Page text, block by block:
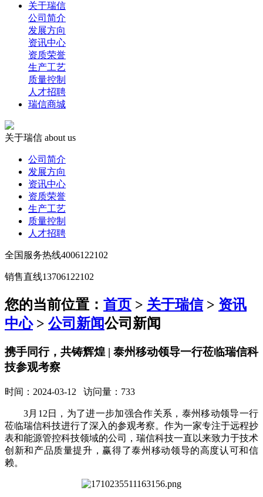
关于瑞信
公司简介
发展方向
资讯中心
资质荣誉
生产工艺
质量控制
人才招聘
瑞信商城
关于瑞信 about us
公司简介
发展方向
资讯中心
资质荣誉
生产工艺
质量控制
人才招聘
全国服务热线4006122102
销售直线13706122102
您的当前位置： 首页 > 关于瑞信> 资讯
中心> 公司新闻公司新闻
携手同行，共铸辉煌 | 泰州移动领导一行莅临瑞信科
技参观考察
时间：2024-03-12 访问量：733
3月12日，为了进一步加强合作关系，泰州移动领导一行
莅临瑞信科技进行了深入的参观考察。作为一家专注于远程抄
表和能源管控科技领域的公司，瑞信科技一直以来致力于技术
创新和产品质量提升，赢得了泰州移动领导的高度认可和信
赖。